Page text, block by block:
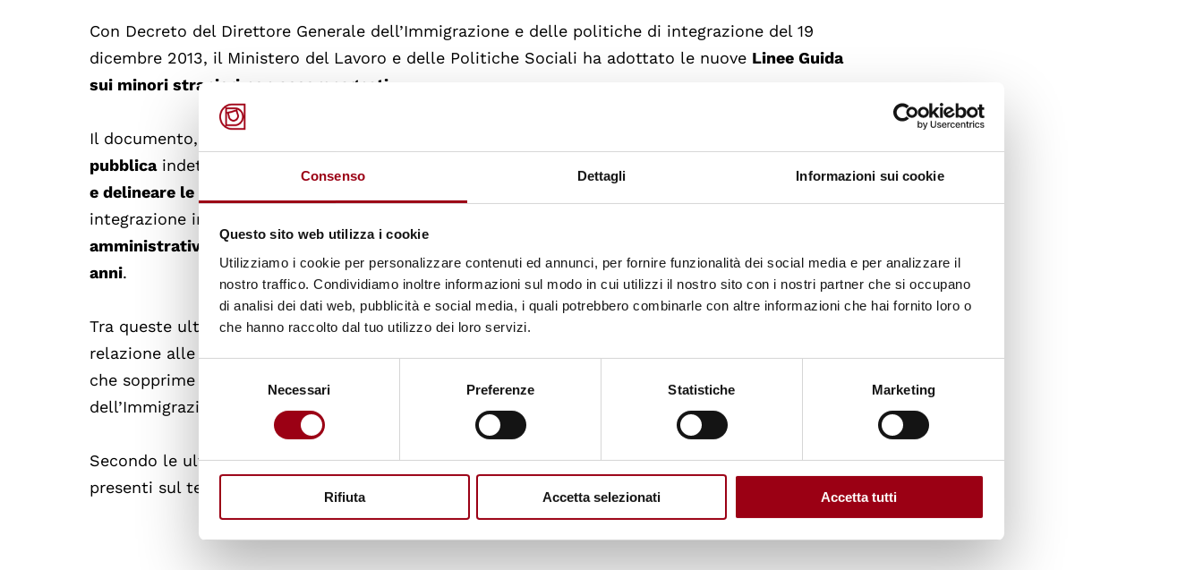
Consenso Dettagli Informazioni sui cookie
Questo sito web utilizza i cookie
Utilizziamo i cookie per personalizzare contenuti ed annunci, per fornire funzionalità dei social media e per analizzare il
nostro traffico. Condividiamo inoltre informazioni sul modo in cui utilizzi il nostro sito con i nostri partner che si occupano
di analisi dei dati web, pubblicità e social media, i quali potrebbero combinarle con altre informazioni che hai fornito loro o
che hanno raccolto dal tuo utilizzo dei loro servizi.
consenso
Necessari Preferenze Statistiche Marketing
Rifiuta Accetta selezionati Accetta tutti
Con Decreto del Direttore Generale dell’Immigrazione e delle politiche di integrazione del 19
dicembre 2013, il Ministero del Lavoro e delle Politiche Sociali ha adottato le nuove Linee Guida
sui minori stranieri non accompagnati
Il documento, redatto anche sulla base dei
pubblicaindetta nel periodo 24 ottobre - 25 novembre 2013, ha come obiettivo quello di
e delineare le competenze della Direzione Generale
integrazione in materia di minori stranieri non accompagnati, in un’ottica di
amministrativa
e in considerazione delle
anni.
Tra queste ultime, in particolare, si ricordano le modifiche all’art. 32 del T.U. sull’immigrazione in
relazione alle procedure di conversione del permesso di soggiorno (l. 129/2011) e la legge 135/2012
che sopprime il Comitato per i minori stranieri trasferendone le funzioni alla Direzione Generale
dell’Immigrazione e delle politiche di integrazione.
Secondo le ultime rilevazioni (aggiornate al novembre 2013), i minori stranieri non accompagnati
presenti sul territorio italiano sono 6.537.